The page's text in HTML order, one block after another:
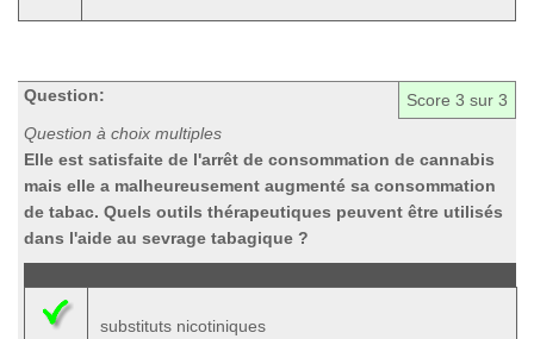
Score 3 sur 3
Question:
Question à choix multiples
Elle est satisfaite de l'arrêt de consommation de cannabis
mais elle a malheureusement augmenté sa consommation
de tabac. Quels outils thérapeutiques peuvent être utilisés
dans l'aide au sevrage tabagique ?
substituts nicotiniques